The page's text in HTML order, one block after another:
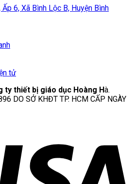
6, Xã Bình Lộc B, Huyện Bình
tử
ty thiết bị giáo dục Hoàng Hà.
DO SỞ KHĐT TP. HCM CẤP NGÀY